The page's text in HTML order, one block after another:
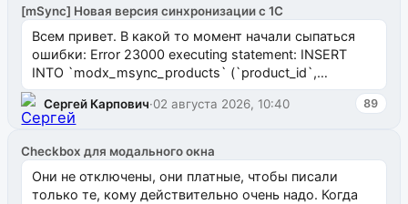
[mSync] Новая версия синхронизации с 1С
Всем привет. В какой то момент начали сыпаться
ошибки: Error 23000 executing statement: INSERT
INTO `modx_msync_products` (`product_id`,
`uuid_1c`) VALUES ...
Сергей Карпович·02 августа 2026, 10:40 89
Checkbox для модального окна
Они не отключены, они платные, чтобы писали
только те, кому действительно очень надо. Когда